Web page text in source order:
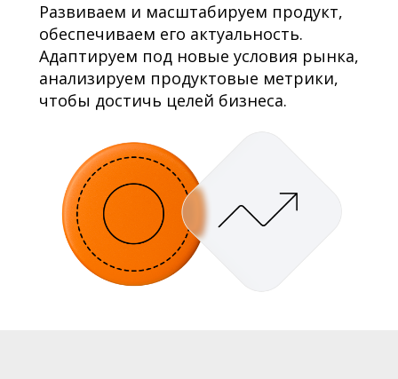
Развиваем и масштабируем продукт,
обеспечиваем его актуальность.
Адаптируем под новые условия рынка,
анализируем продуктовые метрики,
чтобы достичь целей бизнеса.